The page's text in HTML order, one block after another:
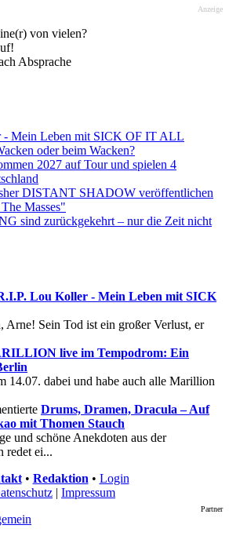
Anzeige
von vielen?
Absprache
- Mein Leben mit SICK OF IT ALL
oder beim Wacken?
2027 auf Tour und spielen 4
DISTANT SHADOW veröffentlichen
Masses"
sind zurückgekehrt – nur die Zeit nicht
Lou Koller - Mein Leben mit SICK
Arne! Sein Tod ist ein großer Verlust, er
live im Tempodrom: Ein
14.07. dabei und habe auch alle Marillion
Drums, Dramen, Dracula – Auf
mit Thomen Stauch
und schöne Anekdoten aus der
redet ei...
• Redaktion • Login
| Impressum
Partner